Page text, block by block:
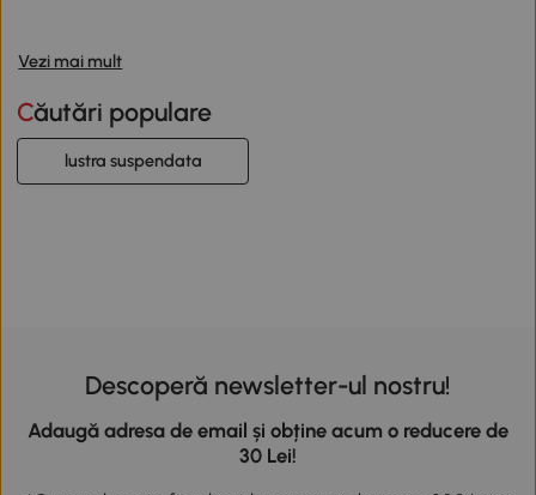
Vezi mai mult
Căutări populare
lustra suspendata
Descoperă newsletter-ul nostru!
Adaugă adresa de email și obține acum o reducere de
30 Lei!